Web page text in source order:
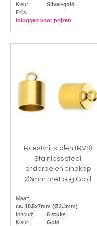
Kleur:
Silver-gold
Prijs:
Inloggen voor prijzen
Roestvrij stalen (RVS)
Stainless steel
onderdelen eindkap
Ø6mm met oog Gold
Maat:
ca. 10.5x7mm (Ø2.3mm)
Inhoud:
8 stuks
Kleur:
Gold